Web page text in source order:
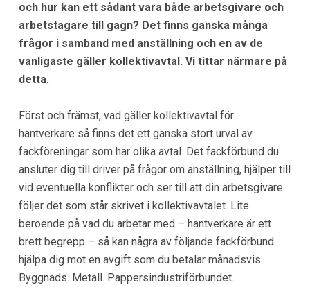
och hur kan ett sådant vara både arbetsgivare och
arbetstagare till gagn? Det finns ganska många
frågor i samband med anställning och en av de
vanligaste gäller kollektivavtal. Vi tittar närmare på
detta.
Först och främst, vad gäller kollektivavtal för
hantverkare så finns det ett ganska stort urval av
fackföreningar som har olika avtal. Det fackförbund du
ansluter dig till driver på frågor om anställning, hjälper till
vid eventuella konflikter och ser till att din arbetsgivare
följer det som står skrivet i kollektivavtalet. Lite
beroende på vad du arbetar med – hantverkare är ett
brett begrepp – så kan några av följande fackförbund
hjälpa dig mot en avgift som du betalar månadsvis:
Byggnads. Metall. Pappersindustriförbundet.